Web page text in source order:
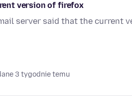
version of firefox
server said that the current
3 tygodnie temu